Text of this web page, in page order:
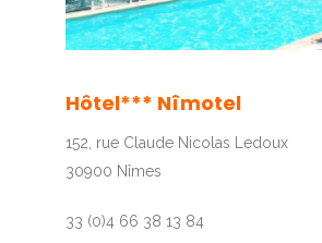
8
Hôtel*** Nîmotel
152, rue Claude Nicolas Ledoux
30900 Nîmes
33 (0)4 66 38 13 84